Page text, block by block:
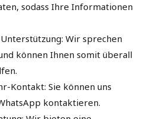
sodass Ihre Informationen
Wir sprechen
können Ihnen somit überall
Kontakt: Sie können uns
kontaktieren.